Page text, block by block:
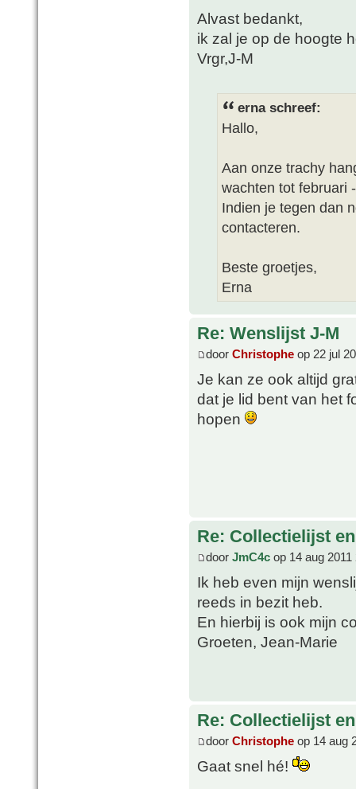
Alvast bedankt,
ik zal je op de hoogte
Vrgr,J-M
erna schreef:
Hallo,
Aan onze trachy
wachten tot februari
Indien je tegen dan
contacteren.
Beste groetjes,
Erna
Re: Wenslijst J-M
door Christophe op 22 jul
Je kan ze ook altijd
dat je lid bent van het
hopen
Re: Collectielijst
door JmC4c op 14 aug 2011
Ik heb even mijn
reeds in bezit heb.
En hierbij is ook mijn
Groeten, Jean-Marie
Re: Collectielijst
door Christophe op 14 aug
Gaat snel hé!